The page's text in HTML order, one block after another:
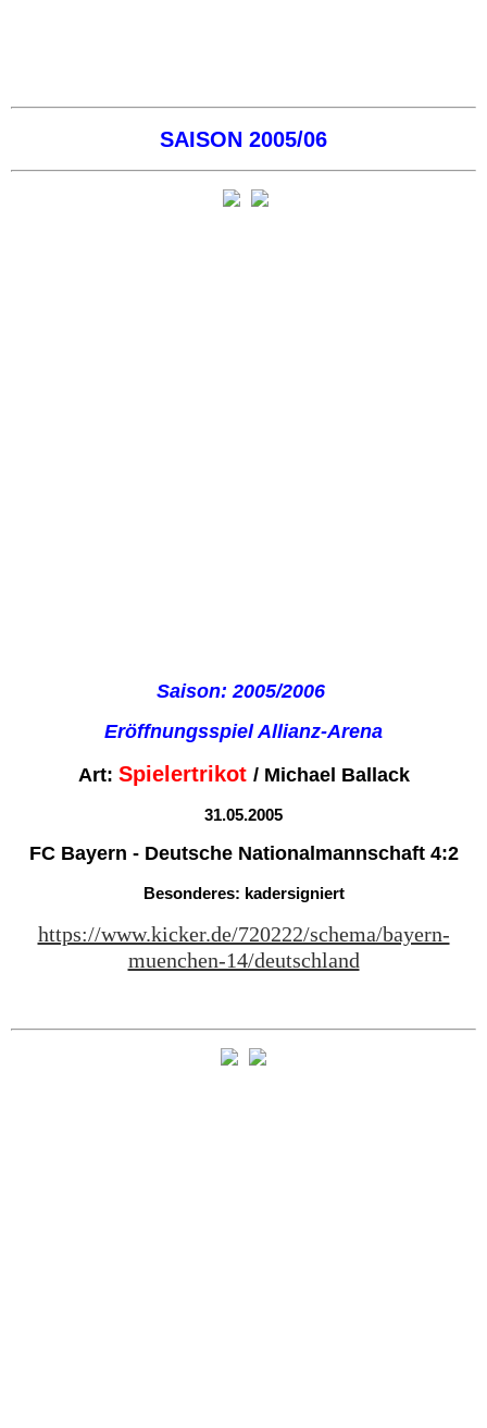
SAISON 2005/06
Saison: 2005/2006
Eröffnungsspiel Allianz-Arena
Art: Spielertrikot / Michael Ballack
31.05.2005
FC Bayern - Deutsche Nationalmannschaft 4:2
Besonderes: kadersigniert
https://www.kicker.de/720222/schema/bayern-
muenchen-14/deutschland